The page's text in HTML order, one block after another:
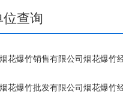
查询
花爆竹销售有限公司烟花爆竹
花爆竹批发有限公司烟花爆竹